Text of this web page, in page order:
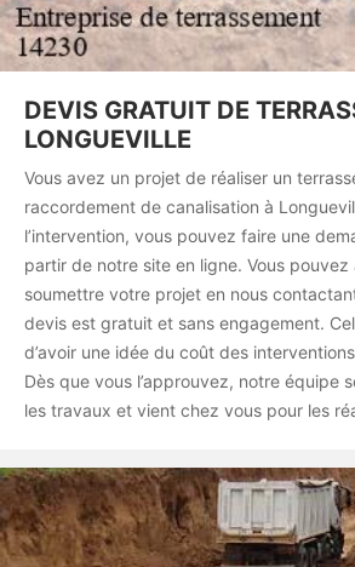
DEVIS GRATUIT DE
LONGUEVILLE
Vous avez un projet de réaliser un
raccordement de canalisation à
l’intervention, vous pouvez faire une
partir de notre site en ligne. Vous pouvez
soumettre votre projet en nous
devis est gratuit et sans engagement.
d’avoir une idée du coût des
Dès que vous l’approuvez, notre équipe
les travaux et vient chez vous pour les